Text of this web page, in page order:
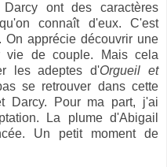
ont des caractères
connaît d'eux. C'est
On apprécie découvrir une
vie de couple. Mais cela
les adeptes d'Orgueil et
se retrouver dans cette
Darcy. Pour ma part, j'ai
La plume d'Abigail
Un petit moment de